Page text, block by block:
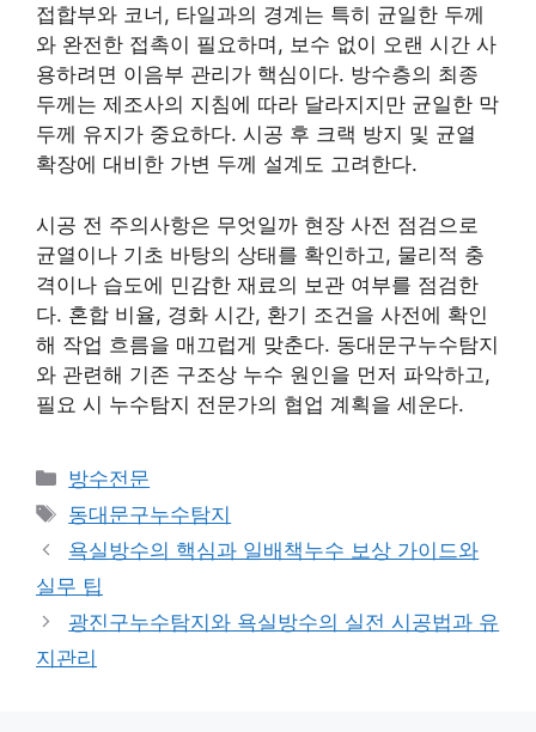
접합부와 코너, 타일과의 경계는 특히 균일한 두께
와 완전한 접촉이 필요하며, 보수 없이 오랜 시간 사
용하려면 이음부 관리가 핵심이다. 방수층의 최종
두께는 제조사의 지침에 따라 달라지지만 균일한 막
두께 유지가 중요하다. 시공 후 크랙 방지 및 균열
확장에 대비한 가변 두께 설계도 고려한다.
시공 전 주의사항은 무엇일까 현장 사전 점검으로
균열이나 기초 바탕의 상태를 확인하고, 물리적 충
격이나 습도에 민감한 재료의 보관 여부를 점검한
다. 혼합 비율, 경화 시간, 환기 조건을 사전에 확인
해 작업 흐름을 매끄럽게 맞춘다. 동대문구누수탐지
와 관련해 기존 구조상 누수 원인을 먼저 파악하고,
필요 시 누수탐지 전문가의 협업 계획을 세운다.
카
테
고
리
방수전문
태
그
동대문구누수탐지
욕실방수의 핵심과 일배책누수 보상 가이드와
실무 팁
광진구누수탐지와 욕실방수의 실전 시공법과 유
지관리